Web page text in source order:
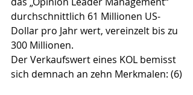
durchschnittlich 61 Millionen US-
Dollar pro Jahr wert, vereinzelt bis zu
300 Millionen.
Der Verkaufswert eines KOL bemisst
sich demnach an zehn Merkmalen: (6)